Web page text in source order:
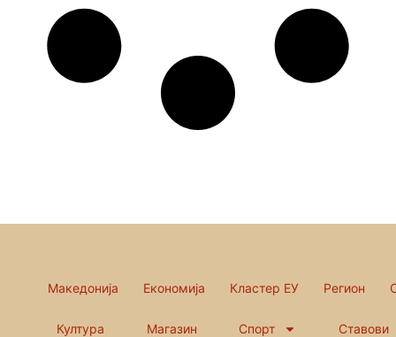
Македонија Економија Кластер ЕУ Регион
Култура Магазин Спорт Ставови